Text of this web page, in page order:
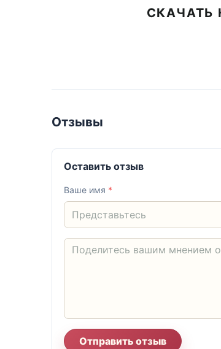
СКАЧАТЬ
Отзывы
Оставить отзыв
Ваше имя *
Отправить отзыв